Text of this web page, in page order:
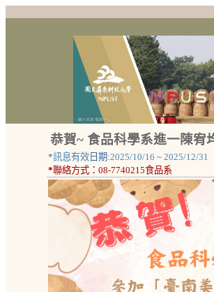
恭賀~ 食品科學系進一陳宥
*訊息有效日期:2025/10/16 ~ 2025/12/31
*聯絡方式： 08-7740215食品系